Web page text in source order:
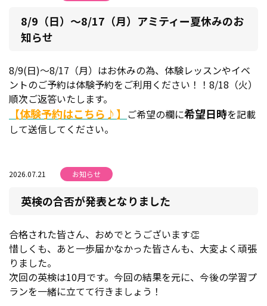
8/9（日）～8/17（月）アミティー夏休みのお
知らせ
8/9(日)～8/17（月）はお休みの為、体験レッスンやイベ
ントのご予約は体験予約をご利用ください！！8/18（火）
順次ご返答いたします。
【体験予約はこちら♪】 ご希望の欄に希望日時を記載
して送信してください。
2026.07.21 お知らせ
英検の合否が発表となりました
合格された皆さん、おめでとうございます👏
惜しくも、あと一歩届かなかった皆さんも、大変よく頑張
りました。
次回の英検は10月です。今回の結果を元に、今後の学習プ
ランを一緒に立てて行きましょう！